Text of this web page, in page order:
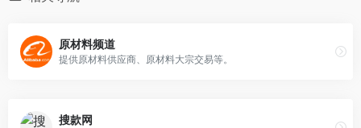
原材料频道
提供原材料供应商、原材料大宗交易等。
搜款网